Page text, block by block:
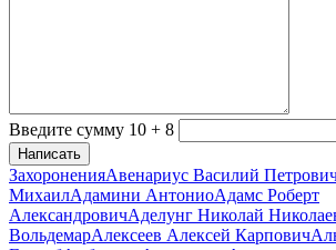
Введите сумму 10 + 8
Написать
ЗахороненияАвенариус Василий
МихаилАдамини АнтониоАдамс Роберт
АлександровичАделунг Николай
ВольдемарАлексеев Алексей Карпович